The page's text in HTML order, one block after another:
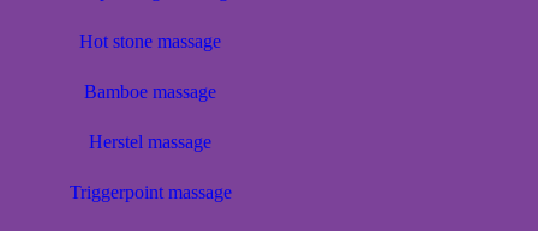
Hot stone massage
Bamboe massage
Herstel massage
Triggerpoint massage